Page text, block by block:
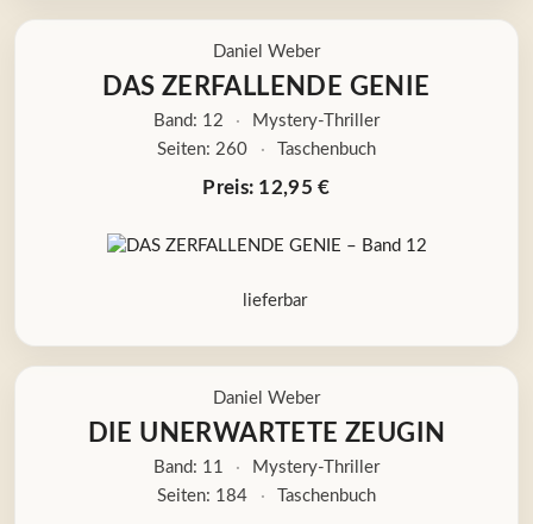
Daniel Weber
DAS ZERFALLENDE GENIE
Band: 12 ·
Mystery-Thriller
Seiten: 260
· Taschenbuch
Preis: 12,95 €
lieferbar
Daniel Weber
DIE UNERWARTETE ZEUGIN
Band: 11 ·
Mystery-Thriller
Seiten: 184
· Taschenbuch